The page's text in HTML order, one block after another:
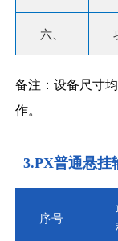
六、
备注：设备尺寸
作。
3.PX普通悬挂
序号